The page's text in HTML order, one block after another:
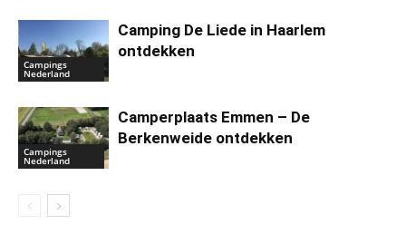
Campings
Nederland
Camping De Liede in Haarlem
ontdekken
Campings
Nederland
Camperplaats Emmen – De
Berkenweide ontdekken